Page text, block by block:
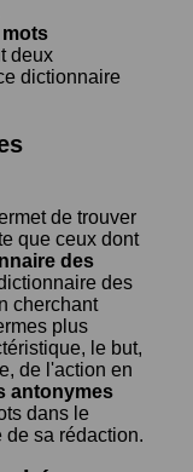
deux
dictionnaire
de trouver
que ceux dont
des
des
cherchant
plus
le but,
de l'action en
antonymes
dans le
de sa rédaction.